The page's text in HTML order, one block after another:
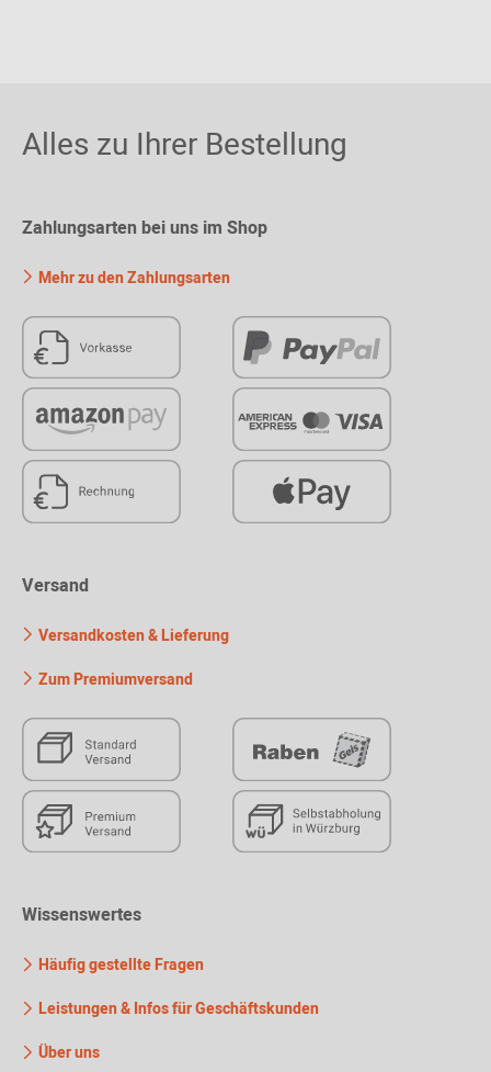
Alles zu Ihrer Bestellung
Zahlungsarten bei uns im Shop
Mehr zu den Zahlungsarten
Versand
Versandkosten & Lieferung
Zum Premiumversand
Wissenswertes
Häufig gestellte Fragen
Leistungen & Infos für Geschäftskunden
Über uns